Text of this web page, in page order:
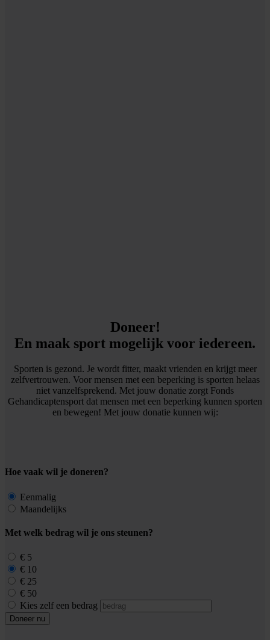
Doneer!
En maak sport mogelijk voor iedereen.
Sporten is gezond. Je wordt fitter, maakt vrienden en krijgt meer
zelfvertrouwen. Voor mensen met een beperking is sporten helaas
niet vanzelfsprekend. Met jouw donatie zorgt Fonds
Gehandicaptensport dat mensen met een beperking kunnen sporten
en bewegen! Met jouw donatie kunnen wij:
Hoe vaak wil je doneren?
Eenmalig
Maandelijks
Met welk bedrag wil je ons steunen?
€ 5
€ 10
€ 25
€ 50
Kies zelf een bedrag
Doneer nu